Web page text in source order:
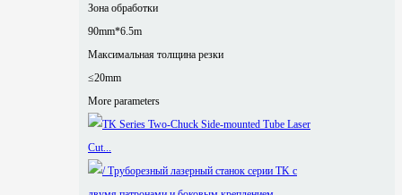
Зона обработки
90mm*6.5m
Максимальная толщина резки
≤20mm
More parameters